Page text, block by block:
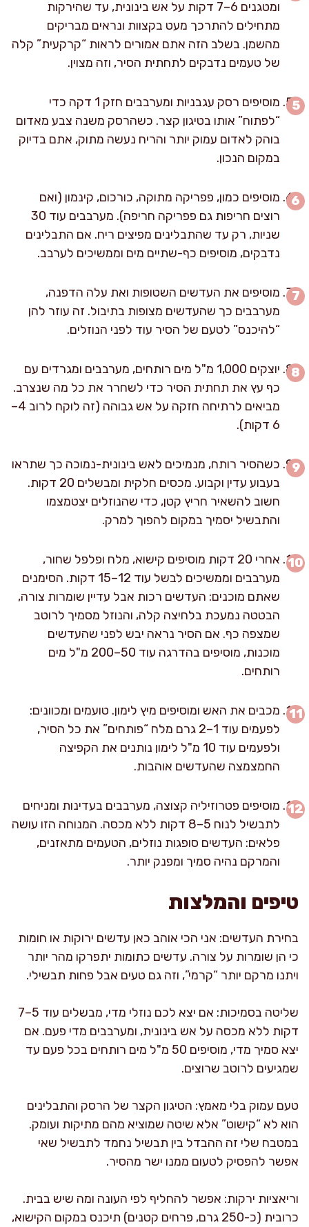
ומטגנים 6–7 דקות על אש בינונית, עד שהירקות
מתחילים להתרכך מעט בקצוות ונראים מבריקים
מהשמן. בשלב הזה אתם אמורים לראות “קרקעית” קלה
של טעמים נדבקים לתחתית הסיר, וזה מצוין.
מוסיפים רסק עגבניות ומערבבים חזק 1 דקה כדי
“לפתוח” אותו בטיגון קצר. כשהרסק משנה צבע מאדום
בוהק לאדום עמוק יותר והריח נעשה מתוק, אתם בדיוק
במקום הנכון.
מוסיפים כמון, פפריקה מתוקה, כורכום, קינמון (ואם
רוצים חריפות גם פפריקה חריפה). מערבבים עוד 30
שניות, רק עד שהתבלינים מפיצים ריח. אם התבלינים
נדבקים, מוסיפים כף-שתיים מים וממשיכים לערבב.
מוסיפים את העדשים השטופות ואת עלה הדפנה,
מערבבים כך שהעדשים מצופות בתיבול. זה עוזר להן
“להיכנס” לטעם של הסיר עוד לפני הנוזלים.
יוצקים 1,000 מ"ל מים רותחים, מערבבים ומגרדים עם
כף עץ את תחתית הסיר כדי לשחרר את כל מה שנצרב.
מביאים לרתיחה חזקה על אש גבוהה (זה לוקח לרוב 4–
6 דקות).
כשהסיר רותח, מנמיכים לאש בינונית-נמוכה כך שתראו
בעבוע עדין וקבוע. מכסים חלקית ומבשלים 20 דקות.
חשוב להשאיר חריץ קטן, כדי שהנוזלים יצטמצמו
והתבשיל יסמיך במקום להפוך למרק.
אחרי 20 דקות מוסיפים קישוא, מלח ופלפל שחור,
מערבבים וממשיכים לבשל עוד 12–15 דקות. הסימנים
שאתם מוכנים: העדשים רכות אבל עדיין שומרות צורה,
הבטטה נמעכת בלחיצה קלה, והנוזל מסמיך לרוטב
שמצפה כף. אם הסיר נראה יבש לפני שהעדשים
מוכנות, מוסיפים בהדרגה עוד 50–200 מ"ל מים
רותחים.
מכבים את האש ומוסיפים מיץ לימון. טועמים ומכוונים:
לפעמים עוד 1–2 גרם מלח “פותחים” את כל הסיר,
ולפעמים עוד 10 מ"ל לימון נותנים את הקפיצה
החמצמצה שהעדשים אוהבות.
מוסיפים פטרוזיליה קצוצה, מערבבים בעדינות ומניחים
לתבשיל לנוח 5–8 דקות ללא מכסה. המנוחה הזו עושה
פלאים: העדשים סופגות נוזלים, הטעמים מתאזנים,
והמרקם נהיה סמיך ומפנק יותר.
טיפים והמלצות
בחירת העדשים: אני הכי אוהב כאן עדשים ירוקות או חומות
כי הן שומרות על צורה. עדשים כתומות יתפרקו מהר יותר
ויתנו מרקם יותר “קרמי”, וזה גם טעים אבל פחות תבשילי.
שליטה בסמיכות: אם יצא לכם נוזלי מדי, מבשלים עוד 5–7
דקות ללא מכסה על אש בינונית, ומערבבים מדי פעם. אם
יצא סמיך מדי, מוסיפים 50 מ"ל מים רותחים בכל פעם עד
שמגיעים לרוטב שרוצים.
טעם עמוק בלי מאמץ: הטיגון הקצר של הרסק והתבלינים
הוא לא “קישוט” אלא שיטה שמוציא מהם מתיקות ועומק.
במטבח שלי זה ההבדל בין תבשיל נחמד לתבשיל שאי
אפשר להפסיק לטעום ממנו ישר מהסיר.
וריאציות ירקות: אפשר להחליף לפי העונה ומה שיש בבית.
כרובית (כ-250 גרם, פרחים קטנים) תיכנס במקום הקישוא,